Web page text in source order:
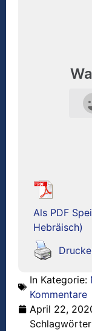
Als PDF
Hebräisch)
In Kategorie:
Kommentare
April 22,